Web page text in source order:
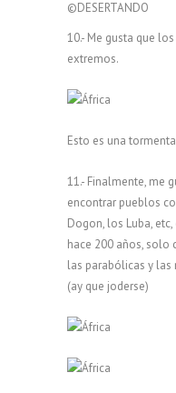
©DESERTANDO
10.- Me gusta que
extremos.
Esto es una
11.- Finalmente, me
encontrar pueblos
Dogon, los Luba,
hace 200 años,
las parabólicas y las
(ay que joderse)